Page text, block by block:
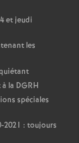
et jeudi
les
la DGRH
spéciales
2021 : toujours